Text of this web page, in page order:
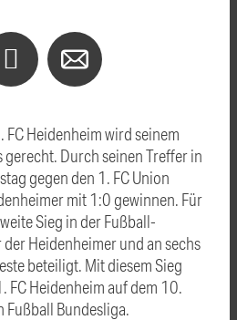
FC Heidenheim wird seinem
gerecht. Durch seinen Treffer in
gegen den 1. FC Union
mit 1:0 gewinnen. Für
Sieg in der Fußball-
Heidenheimer und an sechs
beteiligt. Mit diesem Sieg
FC Heidenheim auf dem 10.
Fußball Bundesliga.